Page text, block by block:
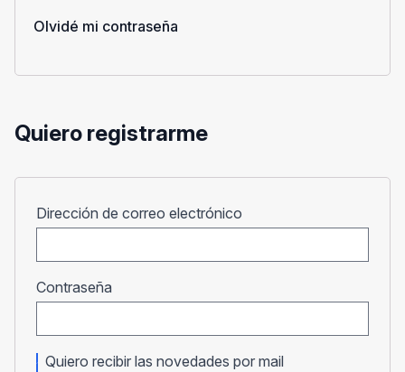
Olvidé mi contraseña
Quiero registrarme
Dirección de correo electrónico
Contraseña
Quiero recibir las novedades por mail